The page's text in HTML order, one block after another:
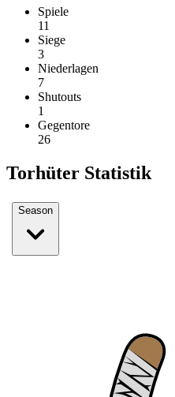
Spiele
11
Siege
3
Niederlagen
7
Shutouts
1
Gegentore
26
Torhüter Statistik
Season